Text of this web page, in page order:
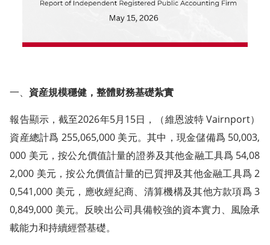
一、 資産規模穩健，整體财務基礎紮實
報告顯示，截至2026年5月15日，（維恩波特 Vairnport）
資産總計爲 255,065,000 美元。其中，現金儲備爲 50,003,
000 美元，按公允價值計量的證券及其他金融工具爲 54,08
2,000 美元，按公允價值計量的已質押及其他金融工具爲 2
0,541,000 美元，應收經紀商、清算機構及其他方款項爲 3
0,849,000 美元。反映出公司具備較強的資本實力、風險承
載能力和持續經營基礎。